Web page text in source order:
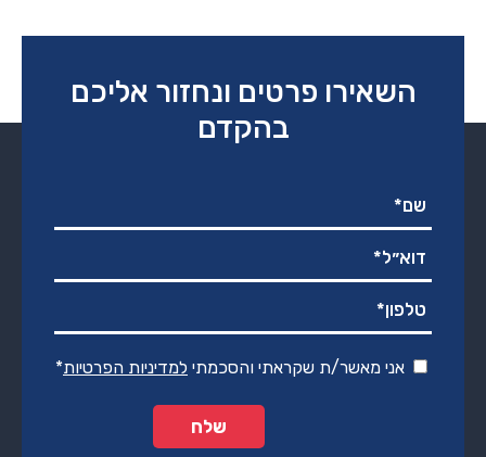
השאירו פרטים ונחזור אליכם
בהקדם
אני מאשר/ת שקראתי והסכמתי למדיניות הפרטיות*